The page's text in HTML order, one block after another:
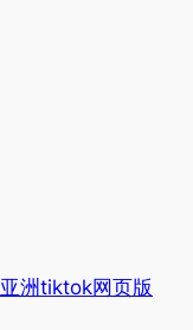
亚洲tiktok网页版